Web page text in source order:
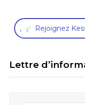
, Rejoignez
Lettre